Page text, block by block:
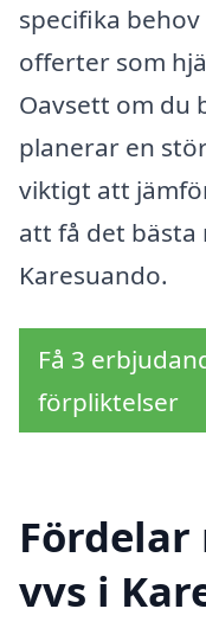
specifika
offerter som
Oavsett om du
planerar en
viktigt att
att få det bästa
Karesuando.
Få 3
förpliktelser
vvs i